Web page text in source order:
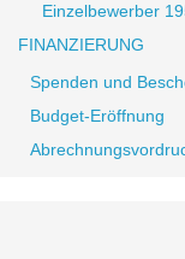
Einzelbewerber
FINANZIERUNG
Spenden und
Budget-Eröffnung